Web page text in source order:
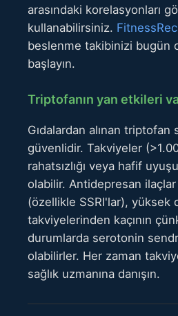
arasındaki korelasyonları
kullanabilirsiniz.
beslenme takibinizi bugün
başlayın.
Triptofanın yan etkileri
Gıdalardan alınan triptofan
güvenlidir. Takviyeler
rahatsızlığı veya hafif
olabilir. Antidepresan ilaçlar
(özellikle SSRI'lar), yüksek
takviyelerinden kaçının
durumlarda serotonin
olabilirler. Her zaman
sağlık uzmanına danışın.